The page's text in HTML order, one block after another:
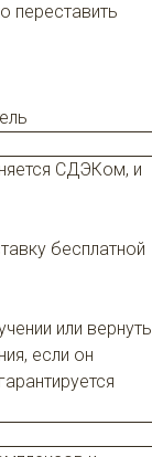
переставить
СДЭКом, и
бесплатной
или вернуть
если он